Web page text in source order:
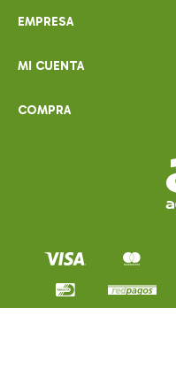
EMPRESA
MI CUENTA
COMPRA